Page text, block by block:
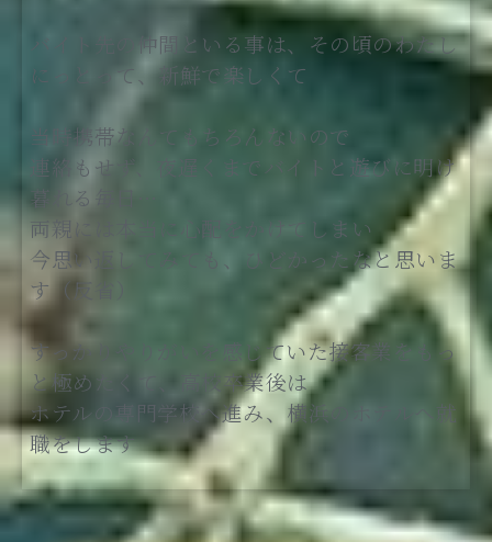
バイト先の仲間といる事は、その頃のわたし
にっとって、新鮮で楽しくて
当時携帯なんてもちろんないので
連絡もせず、夜遅くまでバイトと遊びに明け
暮れる毎日…
両親には本当に心配をかけてしまい
今思い返してみても、ひどかったなと思いま
す（反省）
すっかりやりがいを感じていた接客業をもっ
と極めたくて、高校卒業後は
ホテルの専門学校へ進み、横浜のホテルへ就
職をします